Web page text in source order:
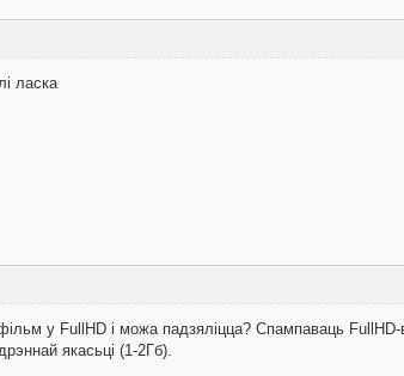
ласка
у FullHD і можа падзяліцца? Спампаваць
якасьці (1-2Гб).